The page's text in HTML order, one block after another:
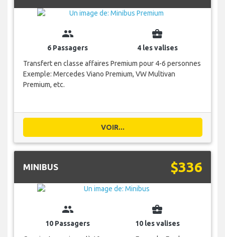
group
6 Passagers
business_center
4 les valises
Transfert en classe affaires Premium pour 4-6 personnes
Exemple: Mercedes Viano Premium, VW Multivan
Premium, etc.
VOIR...
MINIBUS $336
group
10 Passagers
business_center
10 les valises